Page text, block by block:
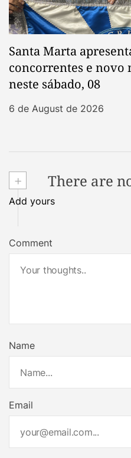
Santa Marta
concorrentes e novo
neste sábado, 08
6 de August de 2026
+ There are
Add yours
Comment
Name
Email